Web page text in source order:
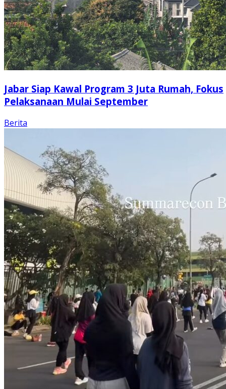
Jabar Siap Kawal Program 3 Juta Rumah, Fokus
Pelaksanaan Mulai September
Berita